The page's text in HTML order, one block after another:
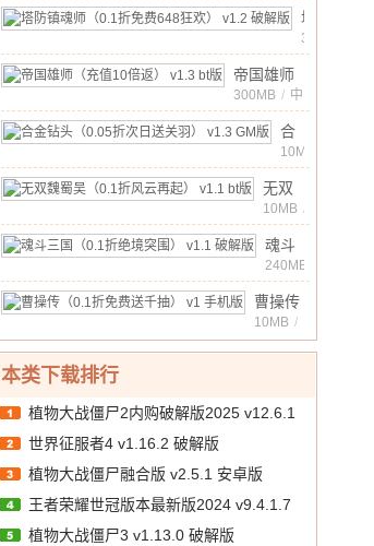
塔
防
折
免
648
欢）
v1.2
版
338MB
中
帝国雄师
（充值10
倍返）
v1.3 bt版
300MB / 中
文 / 10.00
合
金
头
（0.05
折
次
日
送
关
羽）
版
10MB
中
文
无双
魏蜀
（0.1
折风
云再
起）
v1.1
10MB /
中
文 / 10.00
魂斗
三国
折绝
境突
围）
版
240MB
中
文 / 10.00
曹操传
（0.1
折免费
v1 手
10MB /
中
文 / 10.00
本类下载排行
植物大战僵尸2内购破解版2025 v12.6.1
破解版
世界征服者4 v1.16.2 破解版
植物大战僵尸融合版 v2.5.1 安卓版
王者荣耀世冠版本最新版2024 v9.4.1.7
安卓版
植物大战僵尸3 v1.13.0 破解版